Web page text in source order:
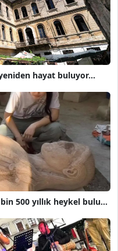
hayat buluyor...
500 yıllık heykel bulu...